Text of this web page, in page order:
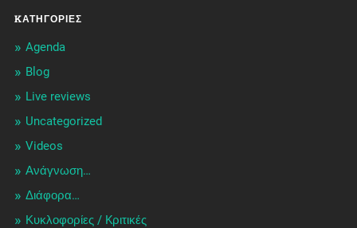
KΑΤΗΓΟΡΊΕΣ
Agenda
Blog
Live reviews
Uncategorized
Videos
Ανάγνωση…
Διάφορα…
Κυκλοφορίες / Kριτικές